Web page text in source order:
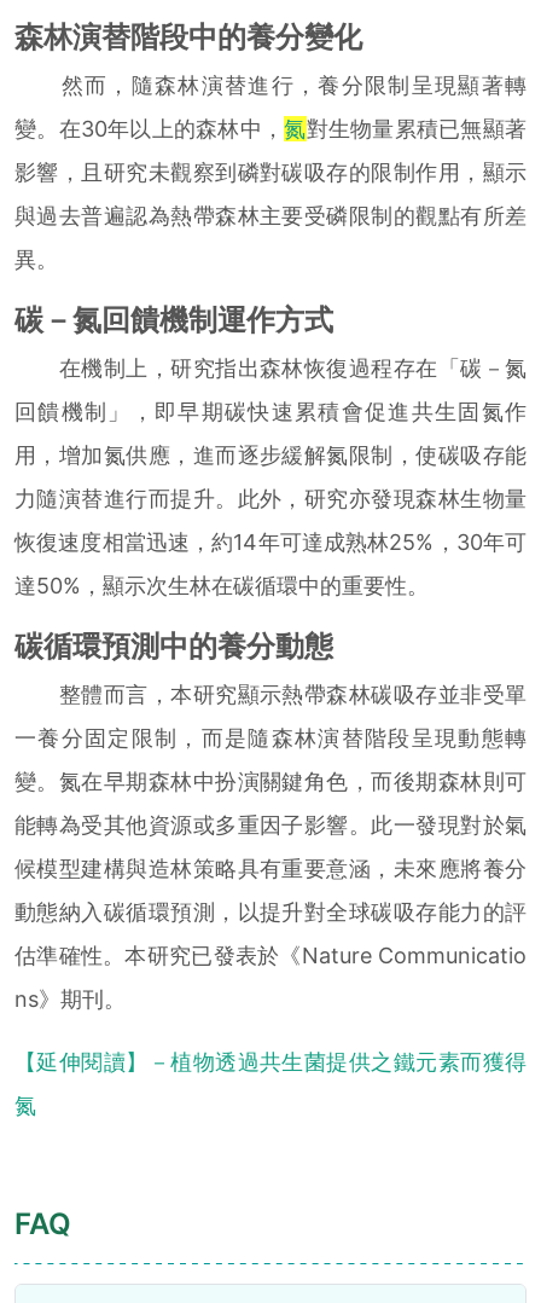
森林演替階段中的養分變化
然而，隨森林演替進行，養分限制呈現顯著轉
變。在30年以上的森林中，氮對生物量累積已無顯著
影響，且研究未觀察到磷對碳吸存的限制作用，顯示
與過去普遍認為熱帶森林主要受磷限制的觀點有所差
異。
碳－氮回饋機制運作方式
在機制上，研究指出森林恢復過程存在「碳－氮
回饋機制」，即早期碳快速累積會促進共生固氮作
用，增加氮供應，進而逐步緩解氮限制，使碳吸存能
力隨演替進行而提升。此外，研究亦發現森林生物量
恢復速度相當迅速，約14年可達成熟林25%，30年可
達50%，顯示次生林在碳循環中的重要性。
碳循環預測中的養分動態
整體而言，本研究顯示熱帶森林碳吸存並非受單
一養分固定限制，而是隨森林演替階段呈現動態轉
變。氮在早期森林中扮演關鍵角色，而後期森林則可
能轉為受其他資源或多重因子影響。此一發現對於氣
候模型建構與造林策略具有重要意涵，未來應將養分
動態納入碳循環預測，以提升對全球碳吸存能力的評
估準確性。本研究已發表於《Nature Communicatio
ns》期刊。
【延伸閱讀】－植物透過共生菌提供之鐵元素而獲得
氮
FAQ